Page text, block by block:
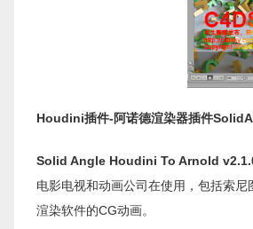
Houdini插件-阿诺德渲染器插件
Solid Angle Houdini To Arnold
电影电视和动画公司在使用，包括索
渲染软件的CG动画。